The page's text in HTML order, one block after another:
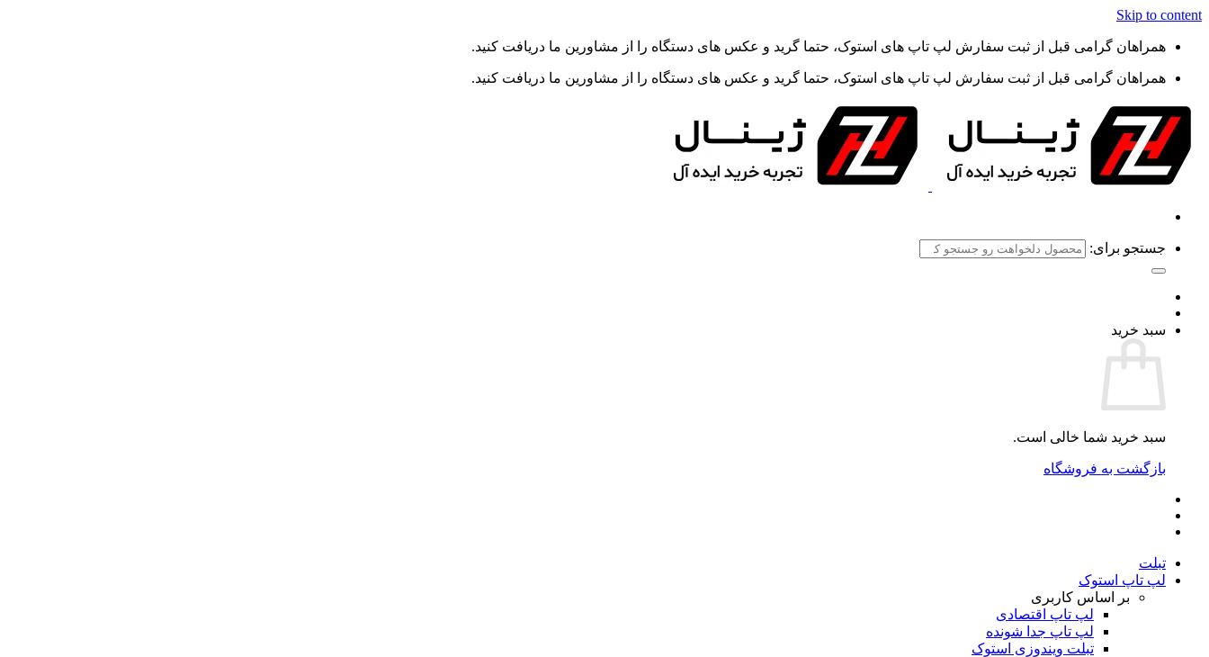
Skip to content
همراهان گرامی قبل از ثبت سفارش لپ تاپ های استوک، حتما گرید و عکس های دستگاه را از مشاورین ما دریافت کنید.
همراهان گرامی قبل از ثبت سفارش لپ تاپ های استوک، حتما گرید و عکس های دستگاه را از مشاورین ما دریافت کنید.
جستجو برای:
سبد خرید
سبد خرید شما خالی است.
بازگشت به فروشگاه
تبلت
لپ تاپ استوک
بر اساس کاربری
لپ تاپ اقتصادی
لپ تاپ جدا شونده
تبلت ویندوزی استوک